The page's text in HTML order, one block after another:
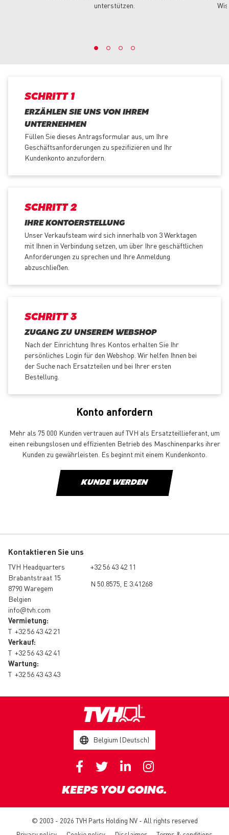
unterstützen.
SCHRITT 1
ERZÄHLEN SIE UNS VON IHREM
UNTERNEHMEN
Füllen Sie dieses Antragsformular aus, um Ihre
Geschäftsanforderungen zu spezifizieren und Ihr
Kundenkonto anzufordern.
SCHRITT 2
IHRE KONTOERSTELLUNG
Unser Verkaufsteam wird sich innerhalb von 3 Werktagen
mit Ihnen in Verbindung setzen, um über Ihre geschäftlichen
Anforderungen zu sprechen und Ihre Anmeldung
abzuschließen.
SCHRITT 3
ZUGANG ZU UNSEREM WEBSHOP
Nach der Einrichtung Ihres Kontos erhalten Sie Ihr
persönliches Login für den Webshop. Wir helfen Ihnen bei
der Suche nach Ersatzteilen und bei Ihrer ersten
Bestellung.
Konto anfordern
Mehr als 75 000 Kunden vertrauen auf TVH als Ersatzteillieferant, um
einen reibungslosen und effizienten Betrieb des Maschinenparks ihrer
Kunden zu gewährleisten. Es beginnt mit einem Kundenkonto.
KUNDE WERDEN
Kontaktieren Sie uns
TVH Headquarters
Brabantstraat 15
8790 Waregem
Belgien
info@tvh.com
Vermietung:
T +32 56 43 42 21
Verkauf:
T +32 56 43 42 41
Wartung:
T +32 56 43 43 43
+32 56 43 42 11
N 50.8575, E 3.41268
Belgium (Deutsch)
KEEPS YOU GOING.
© 2003 - 2026 TVH Parts Holding NV - All rights reserved